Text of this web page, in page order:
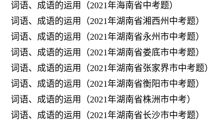
词语、成语的运用（2021年海南省中考题）
词语、成语的运用（2021年湖南省湘西州中考题）
词语、成语的运用（2021年湖南省永州市中考题）
词语、成语的运用（2021年湖南省娄底市中考题）
词语、成语的运用（2021年湖南省张家界市中考题）
词语、成语的运用（2021年湖南省衡阳市中考题）
词语、成语的运用（2021年湖南省株洲市中考）
词语、成语的运用（2021年湖南省长沙市中考题）